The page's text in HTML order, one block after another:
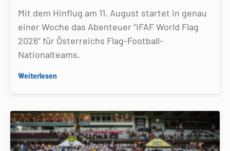
Mit dem Hinflug am 11. August startet in genau
einer Woche das Abenteuer “IFAF World Flag
2026” für Österreichs Flag-Football-
Nationalteams.
Weiterlesen